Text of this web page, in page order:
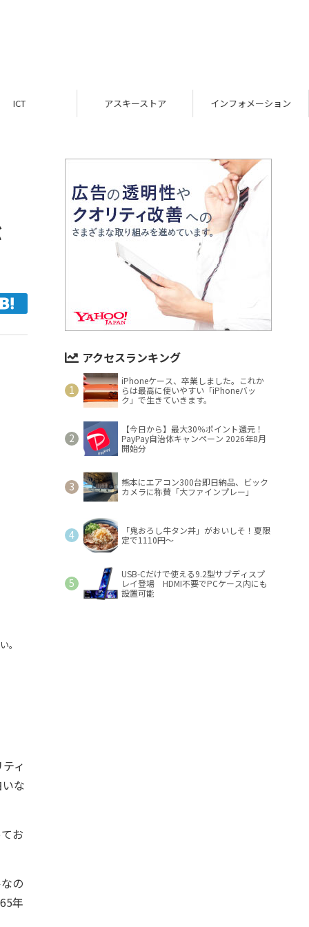
ICT アスキーストア インフォメーション
。
ィ
な
お
の
年
アクセスランキング
iPhoneケース、卒業しました。これか
らは最高に使いやすい「iPhoneバッ
ク」で生きていきます。
【今日から】最大30％ポイント還元！
PayPay自治体キャンペーン 2026年8月
開始分
熊本にエアコン300台即日納品、ビック
カメラに称賛「大ファインプレー」
「鬼おろし牛タン丼」がおいしそ！夏限
定で1110円～
USB-Cだけで使える9.2型サブディスプ
レイ登場 HDMI不要でPCケース内にも
設置可能